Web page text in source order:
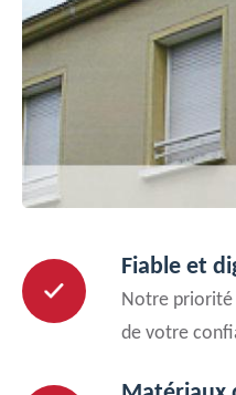
Fiable et
Notre priorité
de votre